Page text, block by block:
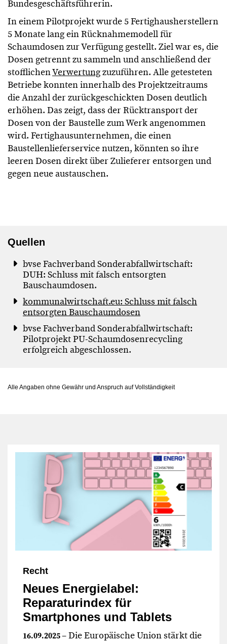
Bundesgeschäftsführerin.
In einem Pilotprojekt wurde 5 Fertighausherstellern
5 Monate lang ein Rücknahmemodell für
Schaumdosen zur Verfügung gestellt. Ziel war es, die
Dosen getrennt zu sammeln und anschließend der
stofflichenVerwertungzuzuführen. Alle getesteten
Betriebe konnten innerhalb des Projektzeitraums
die Anzahl der zurückgeschickten Dosen deutlich
erhöhen. Das zeigt, dass der Rücktransport der
Dosen von der Baustelle zum Werk angenommen
wird. Fertighausunternehmen, die einen
Baustellenlieferservice nutzen, könnten so ihre
leeren Dosen direkt über Zulieferer entsorgen und
gegen neue austauschen.
Quellen
bvse Fachverband Sonderabfallwirtschaft:
DUH: Schluss mit falsch entsorgten
Bauschaumdosen.
kommunalwirtschaft.eu: Schluss mit falsch
entsorgten Bauschaumdosen
bvse Fachverband Sonderabfallwirtschaft:
Pilotprojekt PU-Schaumdosenrecycling
erfolgreich abgeschlossen.
Alle Angaben ohne Gewähr und Anspruch auf Vollständigkeit
Recht
Neues Energielabel:
Reparaturindex für
Smartphones und Tablets
16.09.2025– Die Europäische Union stärkt die